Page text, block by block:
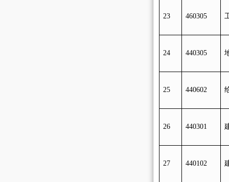
23 460305
24 440305
25 440602
26 440301
27 440102